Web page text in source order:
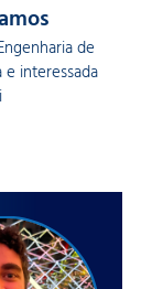
de
interessada